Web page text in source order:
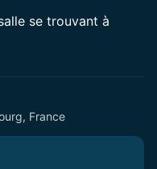
se trouvant à
France